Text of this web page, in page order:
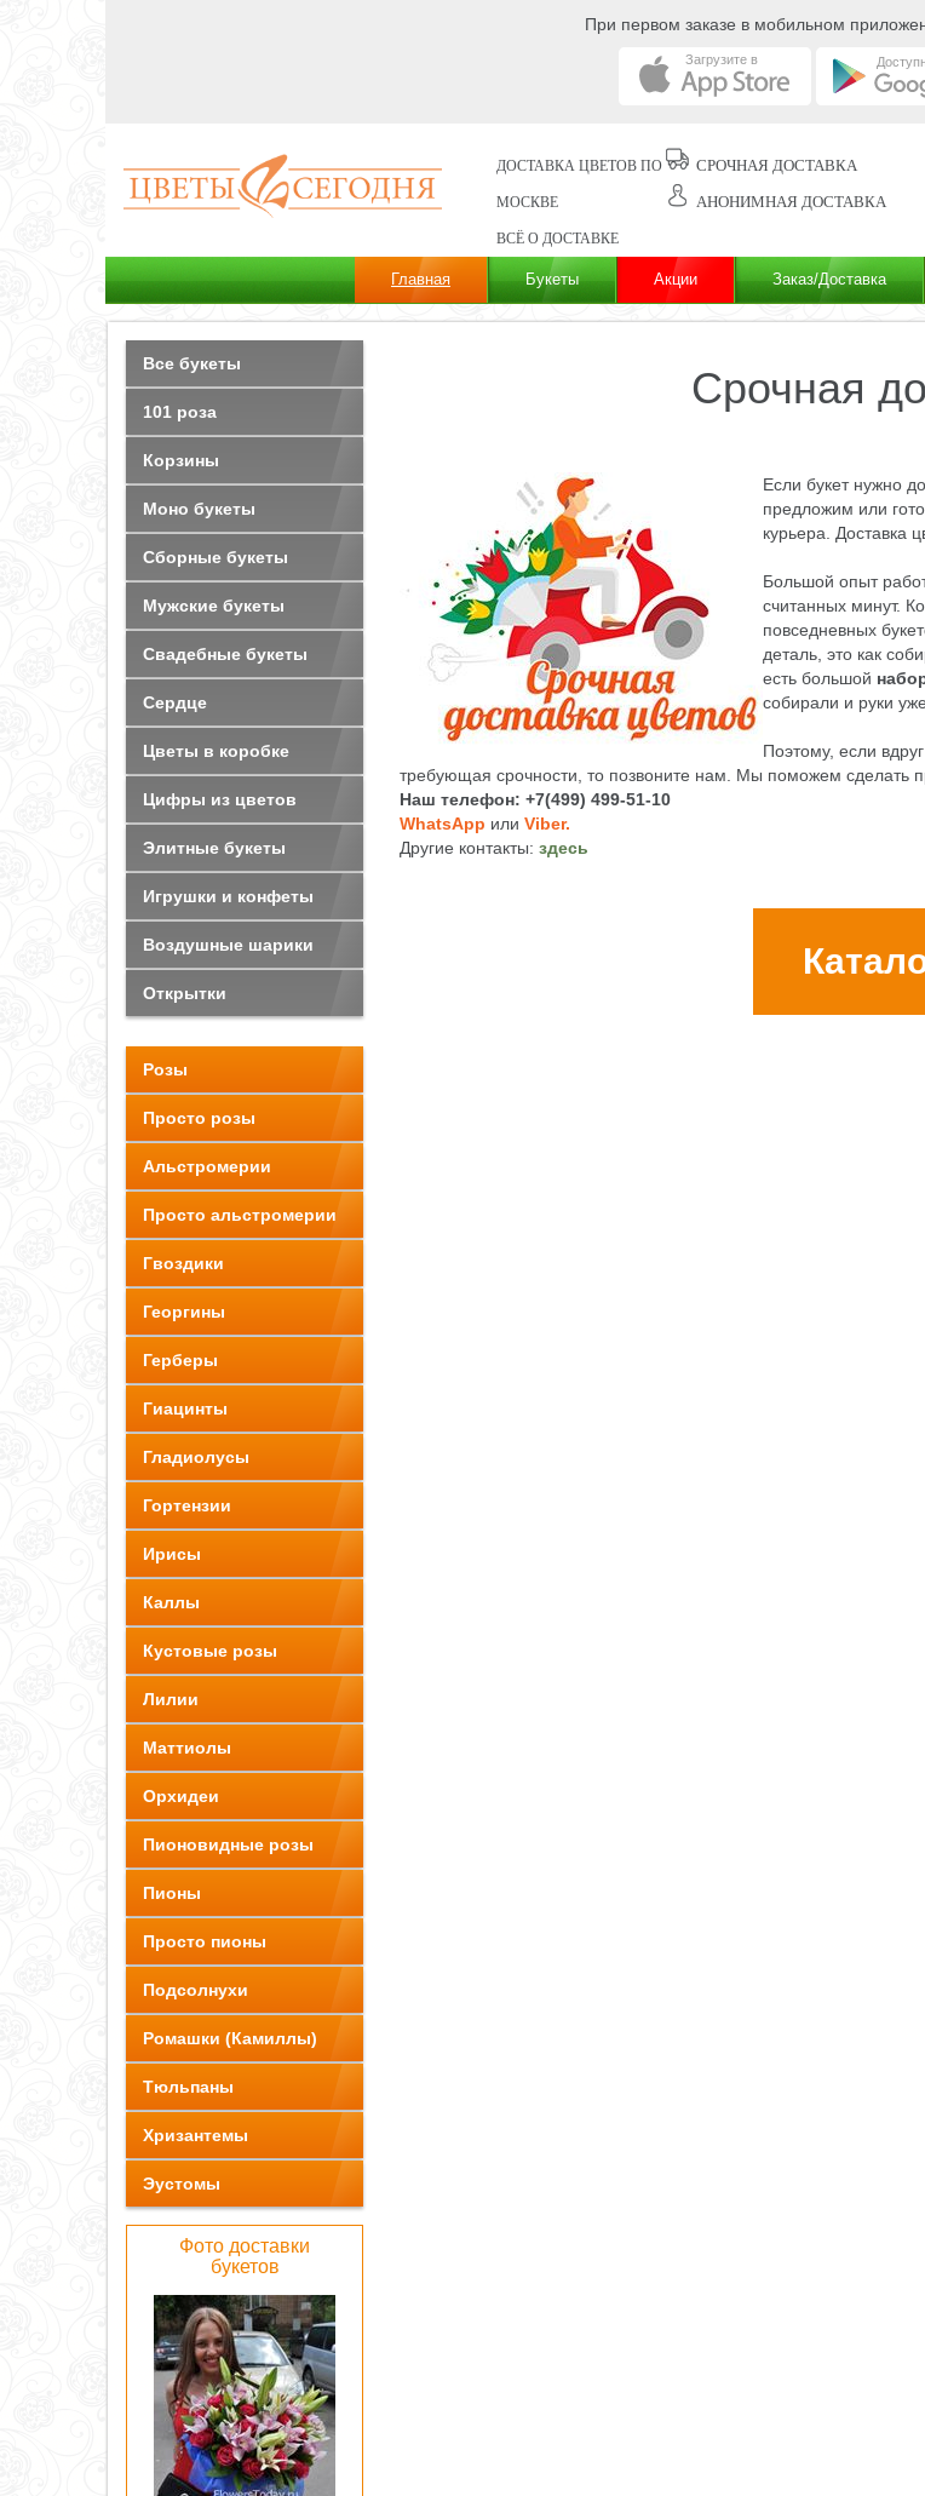
При первом заказе в мобильном
Загрузите в
ДОСТАВКА ЦВЕТОВ ПО
МОСКВЕ
ВСЁ О ДОСТАВКЕ
СРОЧНАЯ ДОСТАВКА
АНОНИМНАЯ ДОСТАВКА
Главная Букеты Акции Заказ/Доставка
Срочная
Если букет нужно
предложим или
курьера. Доставка
Большой опыт
считанных минут.
повседневных
деталь, это как
есть большой
собирали и руки
Поэтому, если
требующая срочности, то позвоните нам. Мы поможем сделать
Наш телефон: +7(499) 499-51-10
WhatsApp илиViber.
Другие контакты:здесь
Все букеты
101 роза
Корзины
Моно букеты
Сборные букеты
Мужские букеты
Свадебные букеты
Сердце
Цветы в коробке
Цифры из цветов
Элитные букеты
Игрушки и конфеты
Воздушные шарики
Открытки
Розы
Просто розы
Альстромерии
Просто альстромерии
Гвоздики
Георгины
Герберы
Гиацинты
Гладиолусы
Гортензии
Ирисы
Каллы
Кустовые розы
Лилии
Маттиолы
Орхидеи
Пионовидные розы
Пионы
Просто пионы
Подсолнухи
Ромашки (Камиллы)
Тюльпаны
Хризантемы
Эустомы
Фото доставки
букетов